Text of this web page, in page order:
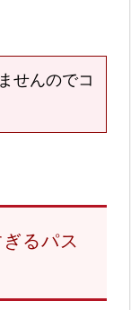
せんのでコ
るパス